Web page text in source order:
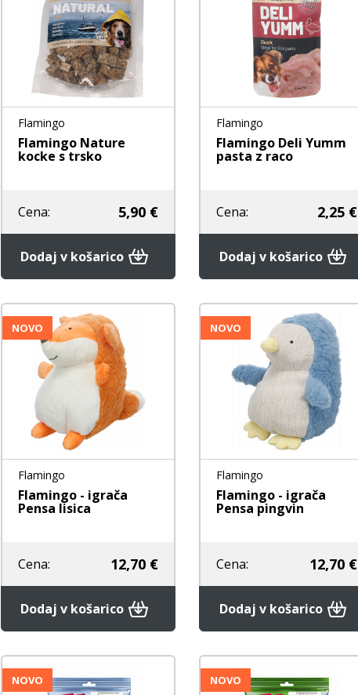
Flamingo
Flamingo Nature
kocke s trsko
Cena: 5,90 €
Dodaj v košarico
Flamingo
Flamingo Deli Yumm
pasta z raco
Cena: 2,25 €
Dodaj v košarico
NOVO
Flamingo
Flamingo - igrača
Pensa lisica
Cena: 12,70 €
Dodaj v košarico
NOVO
Flamingo
Flamingo - igrača
Pensa pingvin
Cena: 12,70 €
Dodaj v košarico
NOVO NOVO